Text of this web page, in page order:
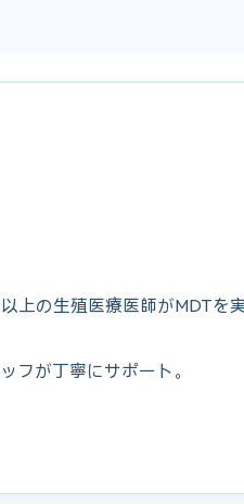
上の生殖医療医師がMDTを
フが丁寧にサポート。